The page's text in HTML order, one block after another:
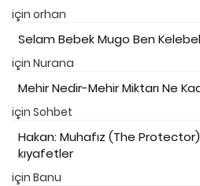
için orhan
Selam Bebek Mugo Ben
için Nurana
Mehir Nedir-Mehir Miktarı Ne
için Sohbet
Hakan: Muhafız (The
kıyafetler
için Banu